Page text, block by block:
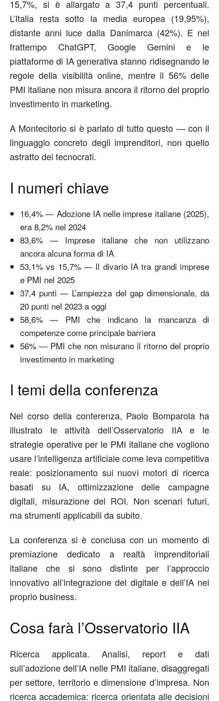
15,7%, si è allargato a 37,4 punti percentuali.
L’Italia resta sotto la media europea (19,95%),
distante anni luce dalla Danimarca (42%). E nel
frattempo ChatGPT, Google Gemini e le
piattaforme di IA generativa stanno ridisegnando le
regole della visibilità online, mentre il 56% delle
PMI italiane non misura ancora il ritorno del proprio
investimento in marketing.
A Montecitorio si è parlato di tutto questo — con il
linguaggio concreto degli imprenditori, non quello
astratto dei tecnocrati.
I numeri chiave
16,4% — Adozione IA nelle imprese italiane (2025),
era 8,2% nel 2024
83,6% — Imprese italiane che non utilizzano
ancora alcuna forma di IA
53,1% vs 15,7% — Il divario IA tra grandi imprese
e PMI nel 2025
37,4 punti — L’ampiezza del gap dimensionale, da
20 punti nel 2023 a oggi
58,6% — PMI che indicano la mancanza di
competenze come principale barriera
56% — PMI che non misurano il ritorno del proprio
investimento in marketing
I temi della conferenza
Nel corso della conferenza, Paolo Bomparola ha
illustrato le attività dell’Osservatorio IIA e le
strategie operative per le PMI italiane che vogliono
usare l’intelligenza artificiale come leva competitiva
reale: posizionamento sui nuovi motori di ricerca
basati su IA, ottimizzazione delle campagne
digitali, misurazione del ROI. Non scenari futuri,
ma strumenti applicabili da subito.
La conferenza si è conclusa con un momento di
premiazione dedicato a realtà imprenditoriali
italiane che si sono distinte per l’approccio
innovativo all’integrazione del digitale e dell’IA nel
proprio business.
Cosa farà l’Osservatorio IIA
Ricerca applicata. Analisi, report e dati
sull’adozione dell’IA nelle PMI italiane, disaggregati
per settore, territorio e dimensione d’impresa. Non
ricerca accademica: ricerca orientata alle decisioni